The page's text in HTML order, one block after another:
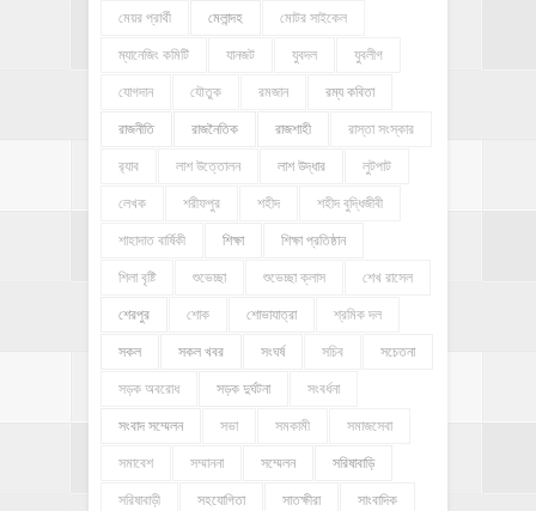
মেয়র প্রার্থী মেলান্দহ মোটর সাইকেল
ম্যানেজিং কমিটি যানজট যুবদল যুবলীগ
যোগদান যৌতুক রমজান রম্য কবিতা
রাজনীতি রাজনৈতিক রাজশাহী রাস্তা সংস্কার
র‍্যাব লাশ উত্তোলন লাশ উদ্ধার লুটপাট
লেখক শরীফপুর শহীদ শহীদ বুদ্ধিজীবী
শাহাদাত বার্ষিকী শিক্ষা শিক্ষা প্রতিষ্ঠান
শিলা বৃষ্টি শুভেচ্ছা শুভেচ্ছা ক্লাস শেখ রাসেল
শেরপুর শোক শোভাযাত্রা শ্রমিক দল
সকল সকল খবর সংঘর্ষ সচিব সচেতনা
সড়ক অবরোধ সড়ক দুর্ঘটনা সংবর্ধনা
সংবাদ সম্মেলন সভা সমকামী সমাজসেবা
সমাবেশ সম্মাননা সম্মেলন সরিষাবাড়ি
সরিষাবাড়ী সহযোগিতা সাতক্ষীরা সাংবাদিক